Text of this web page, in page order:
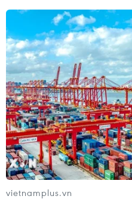
vietnamplus.vn